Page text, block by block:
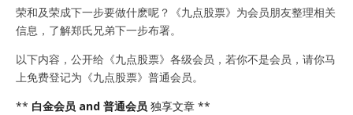
荣和及荣成下一步要做什麽呢？《九点股票》为会员朋友整理相关
信息，了解郑氏兄弟下一步布署。
以下内容，公开给《九点股票》各级会员，若你不是会员，请你马
上免费登记为《九点股票》普通会员。
** 白金会员 and 普通会员 独享文章 **